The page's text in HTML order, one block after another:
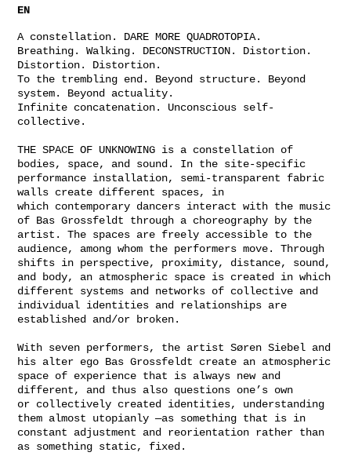
EN
A constellation. DARE MORE QUADROTOPIA.
Breathing. Walking. DECONSTRUCTION. Distortion.
Distortion. Distortion.
To the trembling end. Beyond structure. Beyond
system. Beyond actuality.
Infinite concatenation. Unconscious self-
collective.
THE SPACE OF UNKNOWING is a constellation of
bodies, space, and sound. In the site-specific
performance installation, semi-transparent fabric
walls create different spaces, in
which contemporary dancers interact with the music
of Bas Grossfeldt through a choreography by the
artist. The spaces are freely accessible to the
audience, among whom the performers move. Through
shifts in perspective, proximity, distance, sound,
and body, an atmospheric space is created in which
different systems and networks of collective and
individual identities and relationships are
established and/or broken.
With seven performers, the artist Søren Siebel and
his alter ego Bas Grossfeldt create an atmospheric
space of experience that is always new and
different, and thus also questions one’s own
or collectively created identities, understanding
them almost utopianly —as something that is in
constant adjustment and reorientation rather than
as something static, fixed.